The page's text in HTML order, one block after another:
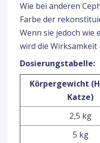
Wie bei anderen
Farbe der
Wenn sie jedoch wie
wird die Wirksamkeit
Dosierungstabelle:
Körpergewicht
Katze)
2,5 kg
5 kg